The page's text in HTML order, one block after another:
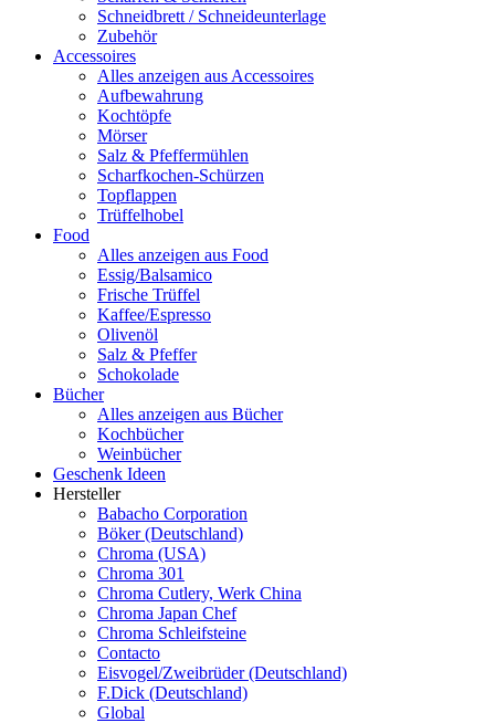
Schneidbrett / Schneideunterlage
Zubehör
Accessoires
Alles anzeigen aus Accessoires
Aufbewahrung
Kochtöpfe
Mörser
Salz & Pfeffermühlen
Scharfkochen-Schürzen
Topflappen
Trüffelhobel
Food
Alles anzeigen aus Food
Essig/Balsamico
Frische Trüffel
Kaffee/Espresso
Olivenöl
Salz & Pfeffer
Schokolade
Bücher
Alles anzeigen aus Bücher
Kochbücher
Weinbücher
Geschenk Ideen
Hersteller
Babacho Corporation
Böker (Deutschland)
Chroma (USA)
Chroma 301
Chroma Cutlery, Werk China
Chroma Japan Chef
Chroma Schleifsteine
Contacto
Eisvogel/Zweibrüder (Deutschland)
F.Dick (Deutschland)
Global